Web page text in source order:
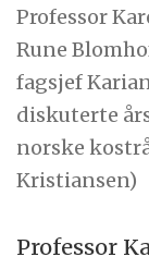
Professor
Rune
fagsjef
diskuterte
norske
Kristiansen)
Professor